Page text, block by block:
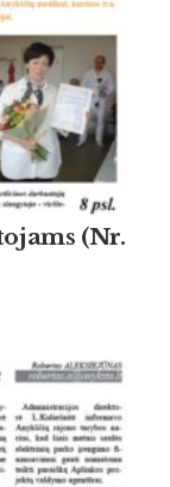
(Nr.